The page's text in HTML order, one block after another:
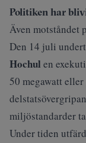
Politiken har
Även motståndet
Den 14 juli
Hochul en
50 megawatt
miljöstandarder
Under tiden